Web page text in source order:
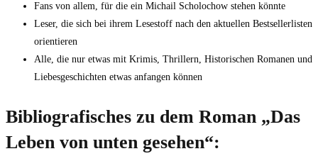
Fans von allem, für die ein Michail Scholochow stehen könnte
Leser, die sich bei ihrem Lesestoff nach den aktuellen Bestsellerlisten
orientieren
Alle, die nur etwas mit Krimis, Thrillern, Historischen Romanen und
Liebesgeschichten etwas anfangen können
Bibliografisches zu dem Roman „Das
Leben von unten gesehen“: